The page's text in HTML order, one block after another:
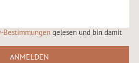
Bestimmungen gelesen und bin damit